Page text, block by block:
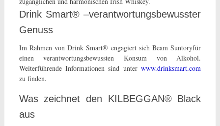
Drink Smart® –verantwortungsbewusster
Genuss
Im Rahmen von Drink Smart® engagiert sich Beam Suntoryfür
einen verantwortungsbewussten Konsum von Alkohol.
Weiterführende Informationen sind unterwww.drinksmart.com
zu finden.
Was zeichnet den KILBEGGAN® Black
aus